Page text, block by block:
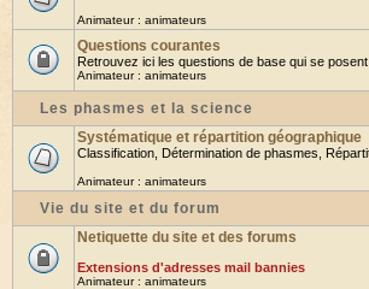
Animateur : animateurs
Questions courantes
Retrouvez ici les questions de base qui se
Animateur : animateurs
Les phasmes et la science
Systématique et répartition géographique
Classification, Détermination de phasmes,
Animateur : animateurs
Vie du site et du forum
Netiquette du site et des forums
Extensions d'adresses mail bannies
Animateur : animateurs